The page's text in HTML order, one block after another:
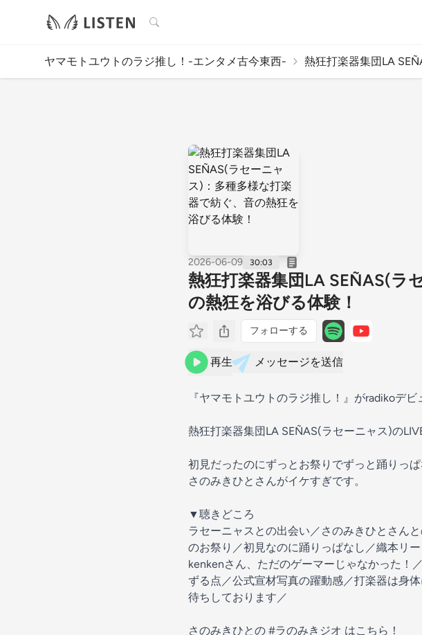
検索
ヤマモトユウトのラジ推し！-エンタメ古今東西- 熱狂打楽器集団LA
2026-06-09 30:03
熱狂打楽器集団LA SEÑAS(ラ
の熱狂を浴びる体験！
フォローする
再生 メッセージを送信
『ヤマモトユウトのラジ推し！』がradikoデ
熱狂打楽器集団LA SEÑAS(ラセーニャス)の
初見だったのにずっとお祭りでずっと踊りっぱ
さのみきひとさんがイケすぎです。
▼聴きどころ
ラセーニャスとの出会い／さのみきひとさん
のお祭り／初見なのに踊りっぱなし／織本リ
kenkenさん、ただのゲーマーじゃなかった！
ずる点／公式宣材写真の躍動感／打楽器は身
待ちしております／
さのみきひとの #ラのみきジオ はこちら！